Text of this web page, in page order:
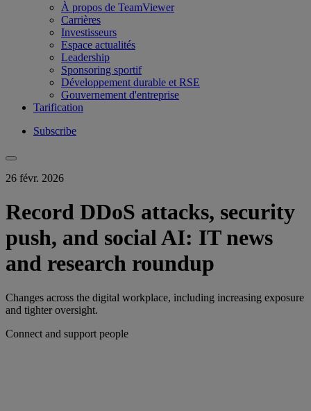
À propos de TeamViewer
Carrières
Investisseurs
Espace actualités
Leadership
Sponsoring sportif
Développement durable et RSE
Gouvernement d'entreprise
Tarification
Subscribe
26 févr. 2026
Record DDoS attacks, security
push, and social AI: IT news
and research roundup
Changes across the digital workplace, including increasing exposure
and tighter oversight.
Connect and support people